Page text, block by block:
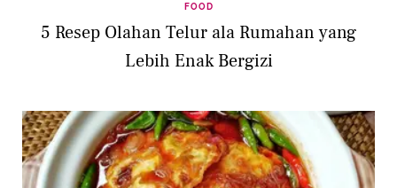
FOOD
⁠5 Resep Olahan Telur ala Rumahan yang
Lebih Enak Bergizi